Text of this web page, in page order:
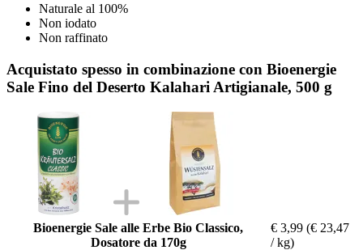
Naturale al 100%
Non iodato
Non raffinato
Acquistato spesso in combinazione con Bioenergie
Sale Fino del Deserto Kalahari Artigianale, 500 g
Bioenergie Sale alle Erbe Bio Classico,
Dosatore da 170g
€ 3,99 (€ 23,47
/ kg)